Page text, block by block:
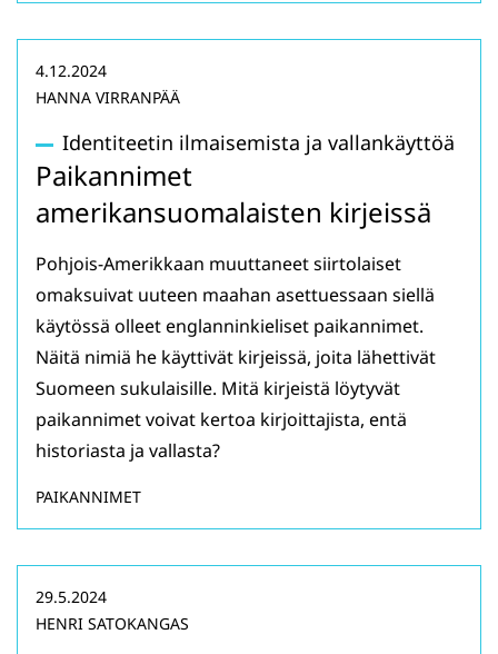
Identiteetin ilmaisemista ja vallankäyttöä
Paikannimet
amerikansuomalaisten kirjeissä
4.12.2024
HANNA VIRRANPÄÄ
Pohjois-Amerikkaan muuttaneet siirtolaiset
omaksuivat uuteen maahan asettuessaan siellä
käytössä olleet englanninkieliset paikannimet.
Näitä nimiä he käyttivät kirjeissä, joita lähettivät
Suomeen sukulaisille. Mitä kirjeistä löytyvät
paikannimet voivat kertoa kirjoittajista, entä
historiasta ja vallasta?
PAIKANNIMET
29.5.2024
HENRI SATOKANGAS